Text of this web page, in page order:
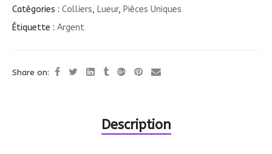
Catégories : Colliers, Lueur, Pièces Uniques
Étiquette : Argent
Share on:
Description